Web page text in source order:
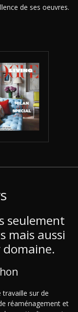
de ses oeuvres.
seulement
mais aussi
sur de
réaménagement et